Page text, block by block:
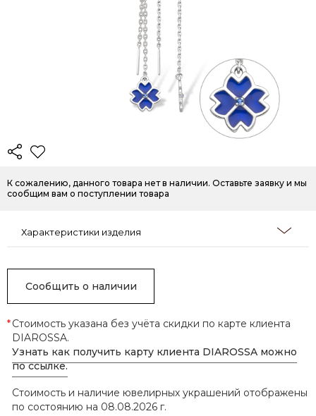
К сожалению, данного товара нет в наличии. Оставьте заявку и мы
сообщим вам о поступлении товара
Характеристики изделия
Сообщить о наличии
*Стоимость указана без учёта скидки по карте клиента
DIAROSSA.
Узнать как получить карту клиента DIAROSSA можно
по ссылке.
Стоимость и наличие ювелирных украшений отображены
по состоянию на 08.08.2026 г.